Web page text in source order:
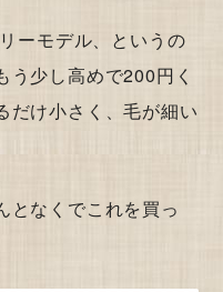
ーモデル、というの
う少し高めで200円く
だけ小さく、毛が細い
となくでこれを買っ